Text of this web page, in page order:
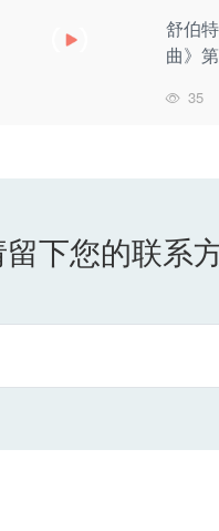
舒伯
曲》
35
下您的联系